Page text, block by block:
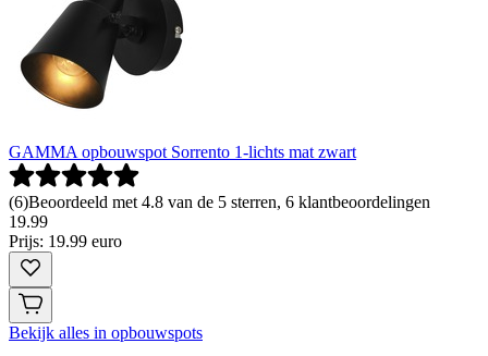
GAMMA opbouwspot Sorrento 1-lichts mat zwart
(6)Beoordeeld met 4.8 van de 5 sterren, 6 klantbeoordelingen
19.99
Prijs: 19.99 euro
Bekijk alles in opbouwspots